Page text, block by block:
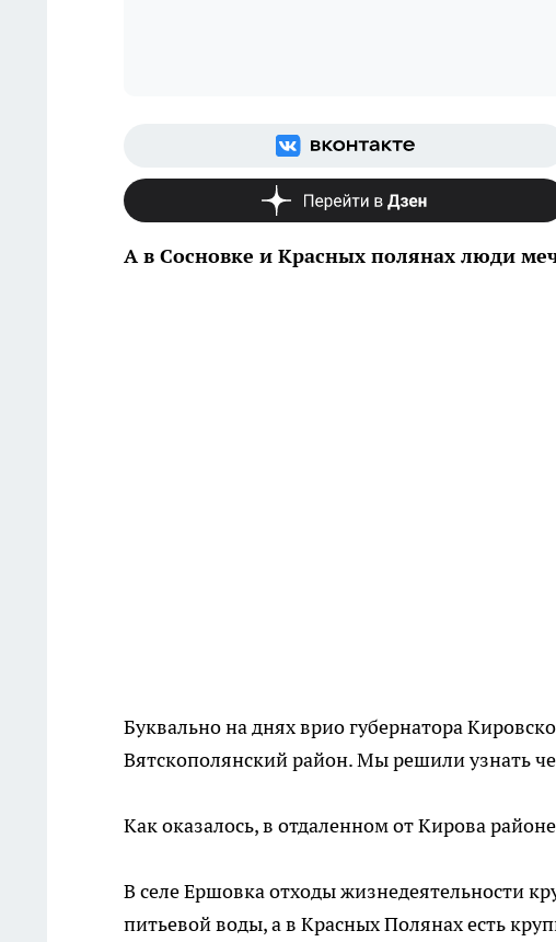
А в Сосновке и Красных полянах люди
Буквально на днях врио губернатора
Вятскополянский район. Мы решили узнать
Как оказалось, в отдаленном от Кирова
В селе Ершовка отходы жизнедеятельности
питьевой воды, а в Красных Полянах есть